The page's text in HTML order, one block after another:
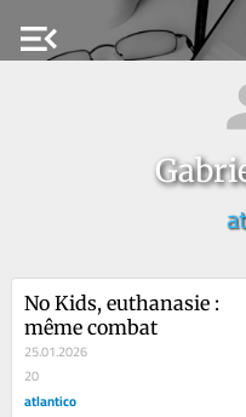
menu_open
No Kids, euthanasie :
même combat
25.01.2026
20
atlantico